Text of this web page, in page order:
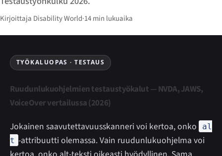
Kirjoittaja Disability World·14 min lukuaika
TYÖKALUOPAS · TESTAUS
Ruudunlukuohjelmien testaustyökalut — NVDA, JAWS,
VoiceOver vertailussa (2026)
Jokainen saavutettavuusskanneri voi kertoa, onko
al
t -attribuutti olemassa. Vain ruudunlukuohjelma voi